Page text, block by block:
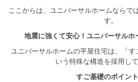
ここからは、ユニバーサルホームならで
す。
地震に強くて安心！ユニバーサルホ
ユニバーサルホームの平屋住宅は、「す
いう特殊な構造を採用して
すご基礎のポイント